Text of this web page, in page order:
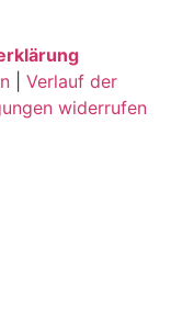
| Verlauf der
widerrufen